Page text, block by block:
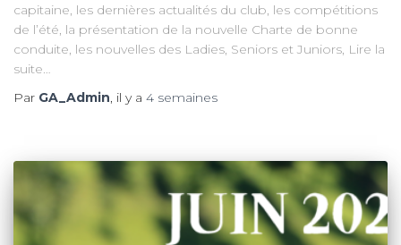
capitaine, les dernières actualités du club, les compétitions
de l’été, la présentation de la nouvelle Charte de bonne
conduite, les nouvelles des Ladies, Seniors et Juniors, Lire la
suite…
Par GA_Admin, il y a 4 semaines